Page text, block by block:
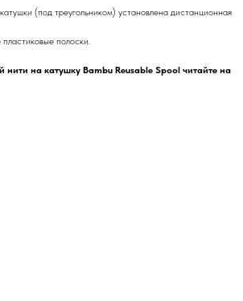
(под треугольником) установлена ​​дистанционная
полоски.
на катушку Bambu Reusable Spool читайте на